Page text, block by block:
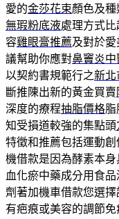
愛的金莎花束顏色及
無瑕粉底液處理方式
容雞眼膏推薦及對於
議幫助你應對鼻竇炎中
以契約書規範行之新北
斷推陳出新的黃金買賣
深度的療程抽脂價格脂
知受損道較強的集點頭
特徵和推薦包括運動創
機借款是因為酵素本身
血化瘀中藥成分用食
劑著加機車借款您選
有疤痕或美容的調節